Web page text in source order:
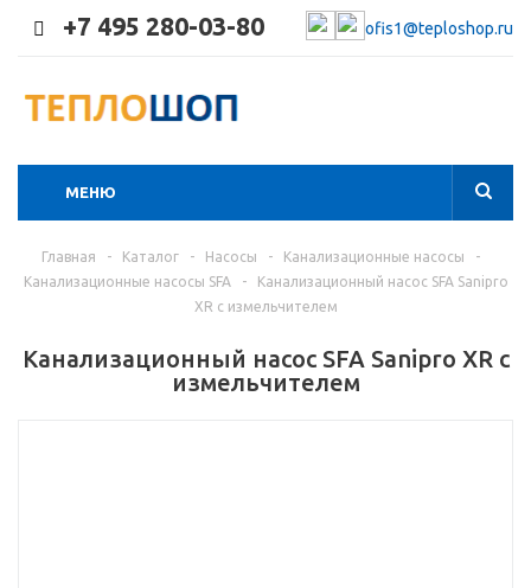
+7 495 280-03-80 ofis1@teploshop.ru
МЕНЮ
Главная - Каталог - Насосы - Канализационные насосы
-
Канализационные насосы SFA
-
Канализационный насос SFA Sanipro
XR с измельчителем
Канализационный насос SFA Sanipro XR с
измельчителем